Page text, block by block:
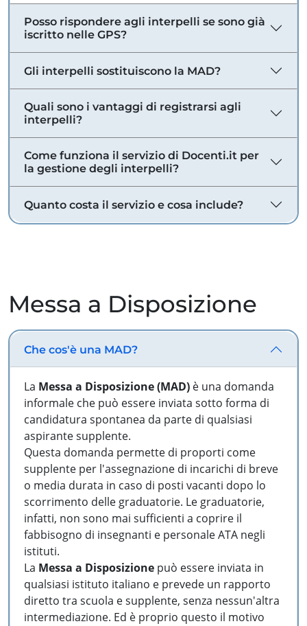
Posso rispondere agli interpelli se sono già
iscritto nelle GPS?
Gli interpelli sostituiscono la MAD?
Quali sono i vantaggi di registrarsi agli
interpelli?
Come funziona il servizio di Docenti.it per
la gestione degli interpelli?
Quanto costa il servizio e cosa include?
Messa a Disposizione
Che cos'è una MAD?
La Messa a Disposizione (MAD) è una domanda
informale che può essere inviata sotto forma di
candidatura spontanea da parte di qualsiasi
aspirante supplente.
Questa domanda permette di proporti come
supplente per l'assegnazione di incarichi di breve
o media durata in caso di posti vacanti dopo lo
scorrimento delle graduatorie. Le graduatorie,
infatti, non sono mai sufficienti a coprire il
fabbisogno di insegnanti e personale ATA negli
istituti.
La Messa a Disposizione può essere inviata in
qualsiasi istituto italiano e prevede un rapporto
diretto tra scuola e supplente, senza nessun'altra
intermediazione. Ed è proprio questo il motivo